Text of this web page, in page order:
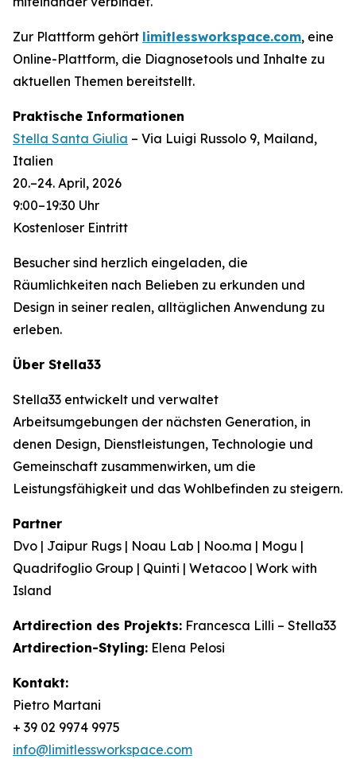
Zur Plattform gehört limitlessworkspace.com, eine
Online-Plattform, die Diagnosetools und Inhalte zu
aktuellen Themen bereitstellt.
Praktische Informationen
Stella Santa Giulia – Via Luigi Russolo 9, Mailand,
Italien
20.–24. April, 2026
9:00–19:30 Uhr
Kostenloser Eintritt
Besucher sind herzlich eingeladen, die
Räumlichkeiten nach Belieben zu erkunden und
Design in seiner realen, alltäglichen Anwendung zu
erleben.
Über Stella33
Stella33 entwickelt und verwaltet
Arbeitsumgebungen der nächsten Generation, in
denen Design, Dienstleistungen, Technologie und
Gemeinschaft zusammenwirken, um die
Leistungsfähigkeit und das Wohlbefinden zu steigern.
Partner
Dvo | Jaipur Rugs | Noau Lab | Noo.ma | Mogu |
Quadrifoglio Group | Quinti | Wetacoo | Work with
Island
Artdirection des Projekts: Francesca Lilli – Stella33
Artdirection-Styling: Elena Pelosi
Kontakt:
Pietro Martani
+ 39 02 9974 9975
info@limitlessworkspace.com